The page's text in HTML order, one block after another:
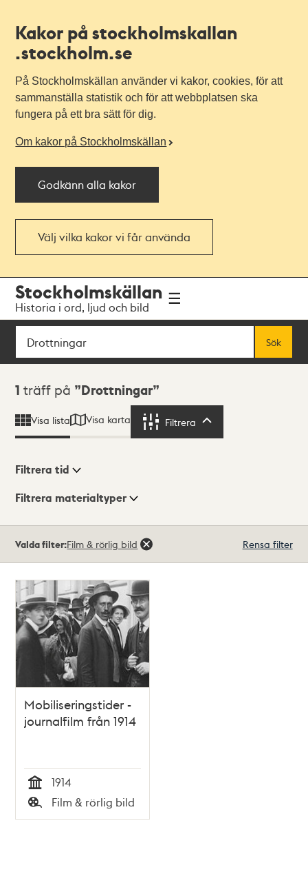
Kakor på stockholmskallan
.stockholm.se
På Stockholmskällan använder vi kakor, cookies, för att
sammanställa statistik och för att webbplatsen ska
fungera på ett bra sätt för dig.
Om kakor på Stockholmskällan
Godkänn alla kakor
Välj vilka kakor vi får använda
navigationen
huvudinnehållet
Stockholmskällan
Historia i ord, ljud och bild
Sök
Sök
Sökresultat
1 träff på Drottningar
Visa lista Visa karta Filtrera
Visningsläge
Filtrera tid
Filtrera materialtyper
träffar
Valda filter:Film & rörlig bild Rensa filter
Mobiliseringstider -
journalfilm från 1914
Tid
1914
Typ
Film & rörlig bild